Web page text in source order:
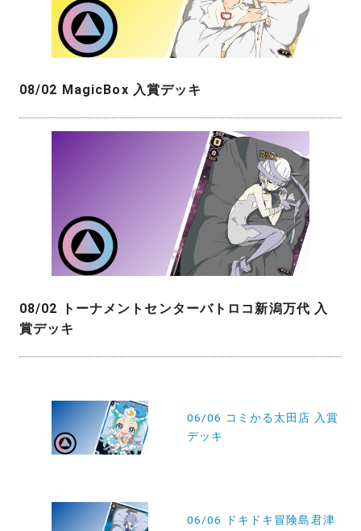
08/02 MagicBox 入賞デッキ
08/02 トーナメントセンターバトロコ新潟万代 入
賞デッキ
06/06 コミかる太田店 入賞
デッキ
06/06 ドキドキ冒険島君津